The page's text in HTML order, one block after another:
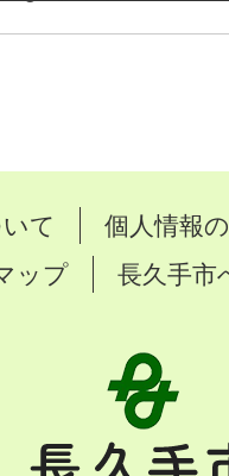
て
個人情報
ップ
長久手市
手